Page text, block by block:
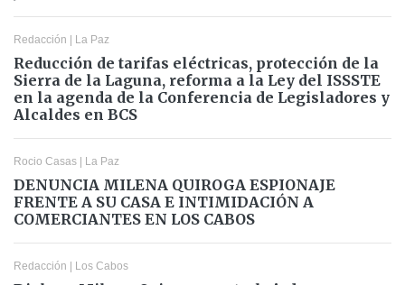
Redacción | La Paz
Reducción de tarifas eléctricas, protección de la
Sierra de la Laguna, reforma a la Ley del ISSSTE
en la agenda de la Conferencia de Legisladores y
Alcaldes en BCS
Rocio Casas | La Paz
DENUNCIA MILENA QUIROGA ESPIONAJE
FRENTE A SU CASA E INTIMIDACIÓN A
COMERCIANTES EN LOS CABOS
Redacción | Los Cabos